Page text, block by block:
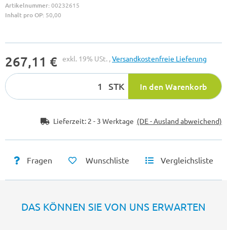
Artikelnummer:00232615
Inhalt pro OP: 50,00
267,11 € exkl. 19% USt. ,Versandkostenfreie Lieferung
STK In den Warenkorb
Lieferzeit: 2 - 3 Werktage (DE - Ausland abweichend)
Fragen Wunschliste Vergleichsliste
DAS KÖNNEN SIE VON UNS ERWARTEN